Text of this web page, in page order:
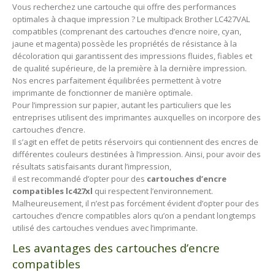
Vous recherchez une cartouche qui offre des performances
optimales à chaque impression ? Le multipack Brother LC427VAL
compatibles (comprenant des cartouches d’encre noire, cyan,
jaune et magenta) possède les propriétés de résistance à la
décoloration qui garantissent des impressions fluides, fiables et
de qualité supérieure, de la première à la dernière impression.
Nos encres parfaitement équilibrées permettent à votre
imprimante de fonctionner de manière optimale.
Pour l’impression sur papier, autant les particuliers que les
entreprises utilisent des imprimantes auxquelles on incorpore des
cartouches d’encre.
Il s’agit en effet de petits réservoirs qui contiennent des encres de
différentes couleurs destinées à l’impression. Ainsi, pour avoir des
résultats satisfaisants durant l’impression,
il est recommandé d’opter pour des cartouches d’encre
compatibles lc427xl qui respectent l’environnement.
Malheureusement, il n’est pas forcément évident d’opter pour des
cartouches d’encre compatibles alors qu’on a pendant longtemps
utilisé des cartouches vendues avec l’imprimante.
Les avantages des cartouches d’encre
compatibles